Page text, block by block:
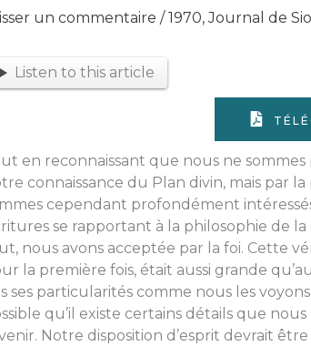
un commentaire / 1970,Journal de
Listen to this article
en reconnaissant que nous ne
connaissance du Plan divin, mais par
cependant profondément
se rapportant à la philosophie de
nous avons acceptée par la foi. Cette
la première fois, était aussi grande
ses particularités comme nous les
qu’il existe certains détails que
Notre disposition d’esprit devrait